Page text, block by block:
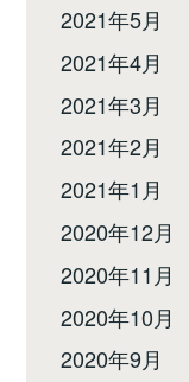
2021年5月
2021年4月
2021年3月
2021年2月
2021年1月
2020年12月
2020年11月
2020年10月
2020年9月